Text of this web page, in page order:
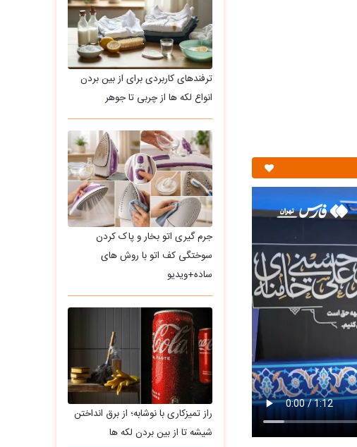
ترفندهای کاربردی برای از بین بردن
انواع لکه ها از چربی تا جوهر
جرم گیری اتو بخار و پاک کردن
سوختگی کف اتو با روش های
ساده+ویدیو
راز تمیزکاری با نوشابه؛ از برق انداختن
شیشه تا از بین بردن لکه ها